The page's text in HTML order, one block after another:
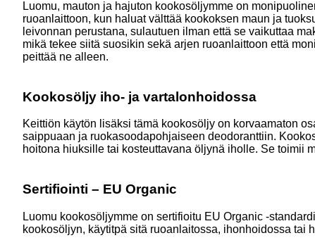
Luomu, mauton ja hajuton kookosöljymme on
ruoanlaittoon, kun haluat välttää kookoksen maun ja
leivonnan perustana, sulautuen ilman että se vaikuttaa
mikä tekee siitä suosikin sekä arjen ruoanlaittoon että
peittää ne alleen.
Kookosöljy iho- ja vartalonhoidossa
Keittiön käytön lisäksi tämä kookosöljy on korvaamaton
saippuaan ja ruokasoodapohjaiseen deodoranttiin.
hoitona hiuksille tai kosteuttavana öljynä iholle. Se toimii
Sertifiointi – EU Organic
Luomu kookosöljymme on sertifioitu EU Organic -
kookosöljyn, käytitpä sitä ruoanlaitossa, ihonhoidossa tai